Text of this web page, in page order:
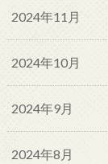
2024年11月
2024年10月
2024年9月
2024年8月